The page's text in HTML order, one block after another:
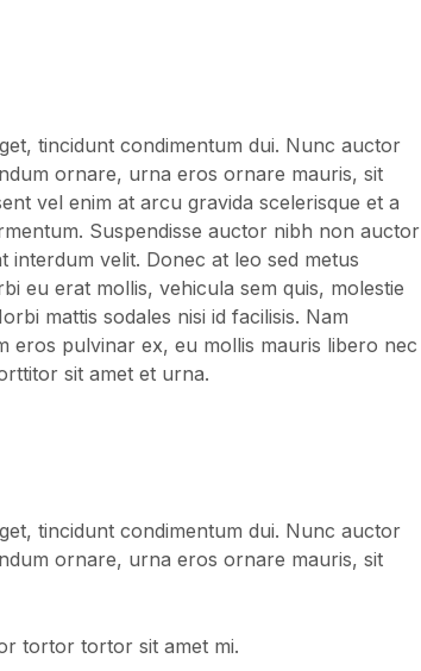
tincidunt condimentum dui. Nunc auctor
ornare, urna eros ornare mauris, sit
vel enim at arcu gravida scelerisque et a
Suspendisse auctor nibh non auctor
velit. Donec at leo sed metus
eu erat mollis, vehicula sem quis, molestie
mattis sodales nisi id facilisis. Nam
eros pulvinar ex, eu mollis mauris libero nec
sit amet et urna.
tincidunt condimentum dui. Nunc auctor
ornare, urna eros ornare mauris, sit
tortor tortor sit amet mi.